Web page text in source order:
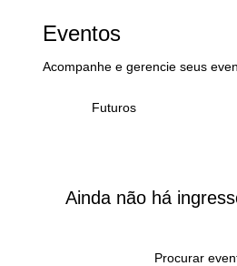
Eventos
Acompanhe e gerencie seus
Futuros
Ainda não há
Procurar